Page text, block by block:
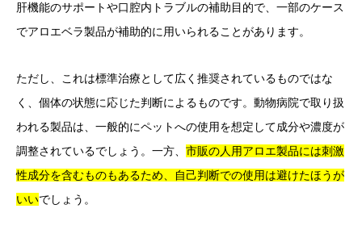
肝機能のサポートや口腔内トラブルの補助目的で、一部のケース
でアロエベラ製品が補助的に用いられることがあります。
ただし、これは標準治療として広く推奨されているものではな
く、個体の状態に応じた判断によるものです。動物病院で取り扱
われる製品は、一般的にペットへの使用を想定して成分や濃度が
調整されているでしょう。一方、 市販の人用アロエ製品には刺激
性成分を含むものもあるため、自己判断での使用は避けたほうが
いいでしょう。